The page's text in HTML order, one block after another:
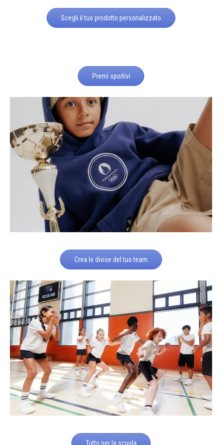
Scegli il tuo prodotto personalizzato
Premi sportivi
Crea le divise del tuo team
Tutto per la scuola